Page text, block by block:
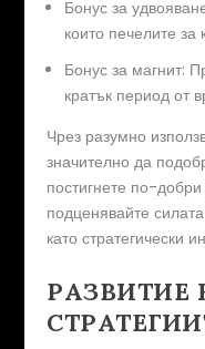
Бонус за
които печелите
Бонус за магнит:
кратък период от
Чрез разумно
значително да
постигнете по-
подценявайте
като стратегически
РАЗВИТИЕ